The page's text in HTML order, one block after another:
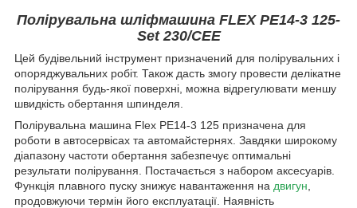
Полірувальна шліфмашина FLEX PE14-3 125-
Set 230/CEE
Цей будівельний інструмент призначений для полірувальних і
опоряджувальних робіт. Також дасть змогу провести делікатне
полірування будь-якої поверхні, можна відрегулювати меншу
швидкість обертання шпинделя.
Полірувальна машина Flex PE14-3 125 призначена для
роботи в автосервісах та автомайстернях. Завдяки широкому
діапазону частоти обертання забезпечує оптимальні
результати полірування. Постачається з набором аксесуарів.
Функція плавного пуску знижує навантаження на двигун
продовжуючи термін його експлуатації. Наявність